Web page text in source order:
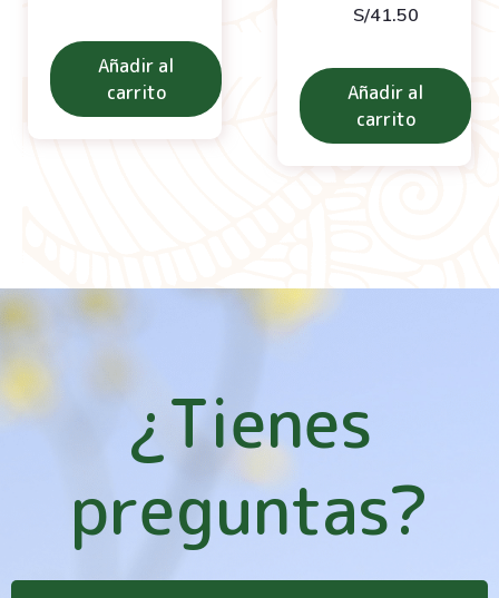
Añadir al
carrito
S/41.50
Añadir al
carrito
¿Tienes
preguntas?